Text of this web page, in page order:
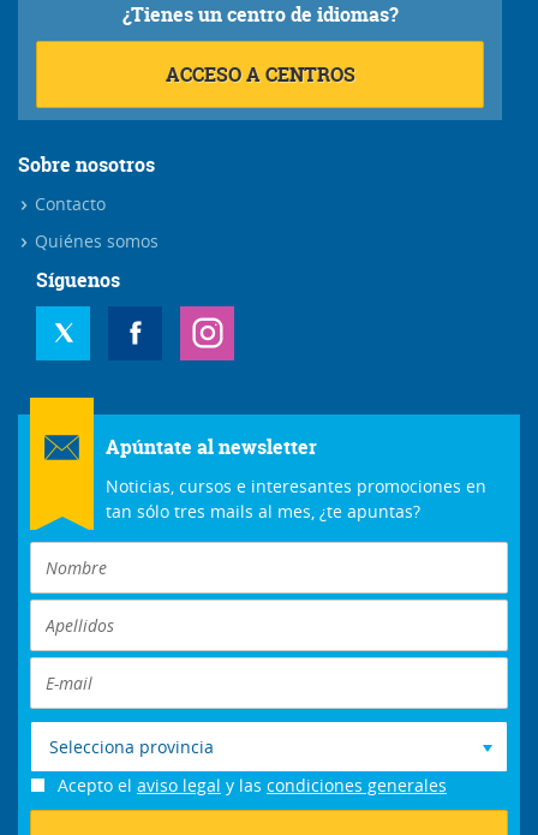
¿Tienes un centro de idiomas?
ACCESO A CENTROS
Sobre nosotros
Contacto
Quiénes somos
Síguenos
Apúntate al newsletter
Noticias, cursos e interesantes promociones en
tan sólo tres mails al mes, ¿te apuntas?
Selecciona provincia
Acepto el aviso legal y las condiciones generales